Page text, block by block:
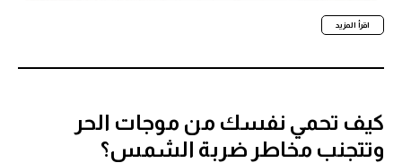
اقرأ المزيد
كيف تحمي نفسك من موجات الحر
وتتجنب مخاطر ضربة الشمس؟